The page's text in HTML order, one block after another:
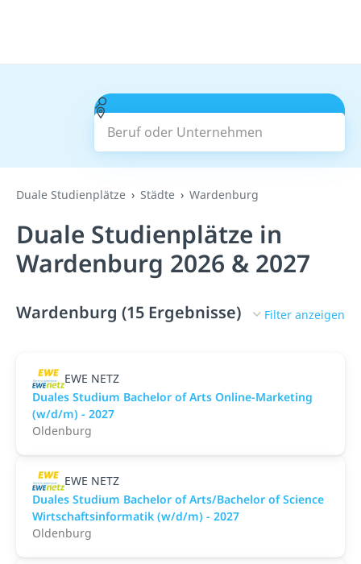
Beruf oder Unternehmen
Suchen
Duale Studienplätze Städte Wardenburg
Duale Studienplätze in
Wardenburg 2026 & 2027
Wardenburg (15 Ergebnisse) Filter anzeigen
EWE NETZ
Duales Studium Bachelor of Arts Online-Marketing
(w/d/m) - 2027
Oldenburg
EWE NETZ
Duales Studium Bachelor of Arts/Bachelor of Science
Wirtschaftsinformatik (w/d/m) - 2027
Oldenburg